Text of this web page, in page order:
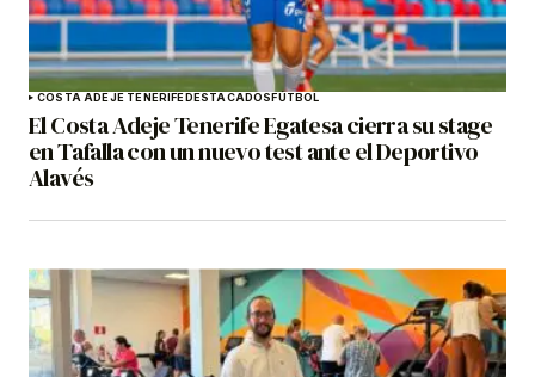
COSTA ADEJE TENERIFE DESTACADOS FÚTBOL
El Costa Adeje Tenerife Egatesa cierra su stage
en Tafalla con un nuevo test ante el Deportivo
Alavés